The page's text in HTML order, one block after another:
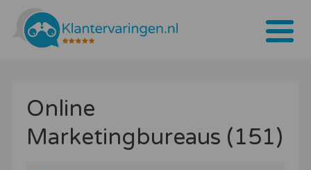
Tarieven
Bedrijven
Online
Marketingbureaus (151)